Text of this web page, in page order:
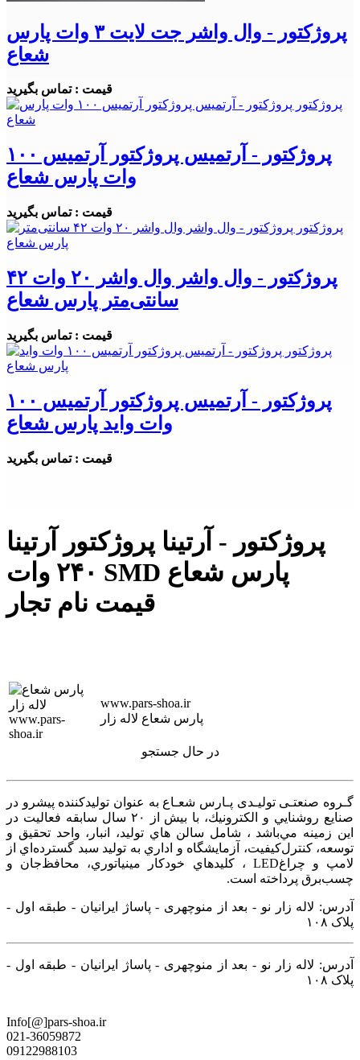
پروژکتور - وال واشر جت لایت ۳ وات پارس
شعاع
قیمت : تماس بگیرید
پروژکتور - آرتمیس پروژکتور آرتمیس ۱۰۰
وات پارس شعاع
قیمت : تماس بگیرید
پروژکتور - وال واشر وال واشر ۲۰ وات ۴۲
سانتی‌متر پارس شعاع
قیمت : تماس بگیرید
پروژکتور - آرتمیس پروژکتور آرتمیس ۱۰۰
وات واید پارس شعاع
قیمت : تماس بگیرید
پروژکتور - آرتینا پروژکتور آرتینا
۲۴۰ وات SMD پارس شعاع
قیمت نام تجار
www.pars-shoa.ir
پارس شعاع لاله زار
در حال جستجو
گـروه صنعتـی تولیـدی پـارس شعـاع به عنوان توليدكننده پيشرو در
صنايع روشنايي و الكترونيك، با بيش از ۲۰ سال سابقه فعاليت در
اين زمينه‌ مي‌باشد ، شامل سالن هاي توليد، انبار، واحد تحقيق و
توسعه، كنترل‌كيفيت، آزمايشگاه و اداري به توليد سبد گسترده‌اي از
لامپ و چراغ‌LED ، كليدهاي خودكار مينياتوري، محافظ‌جان و
چسب‌برق پرداخته است.
آدرس: لاله زار نو - بعد از منوچهری - پاساژ ایرانیان - طبقه اول -
پلاک ۱۰۸
آدرس: لاله زار نو - بعد از منوچهری - پاساژ ایرانیان - طبقه اول -
پلاک ۱۰۸
Info[@]pars-shoa.ir
021-36059872
09122988103